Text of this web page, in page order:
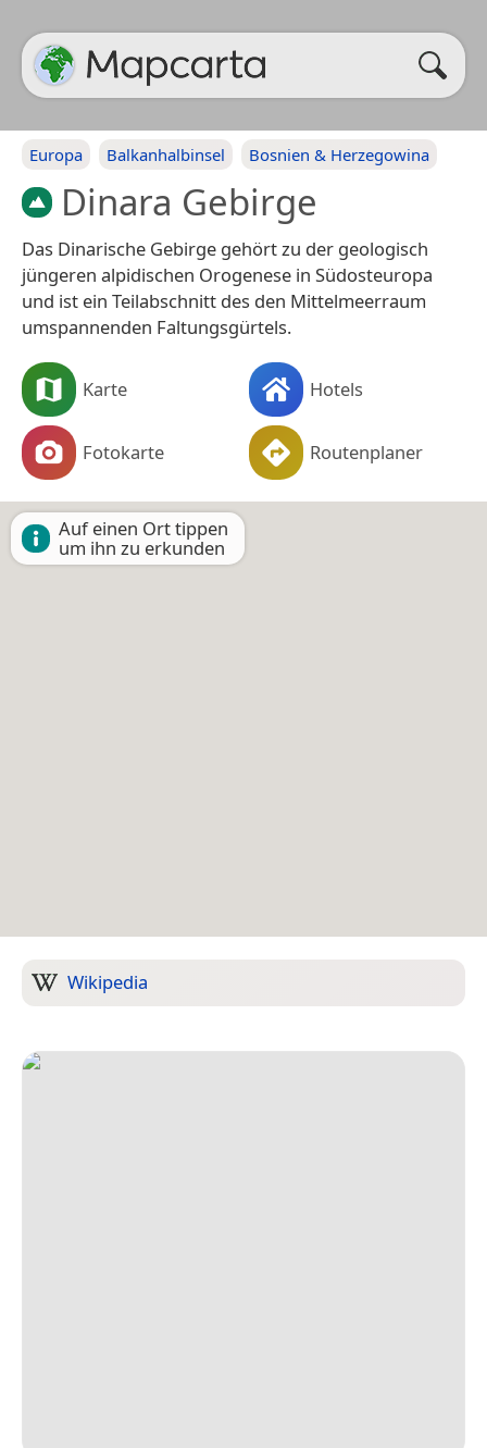
Europa Balkanhalbinsel Bosnien & Herzegowina
Dinara Gebirge
Das Dinarische Gebirge gehört zu der geologisch
jüngeren alpidischen Orogenese in Südosteuropa
und ist ein Teilabschnitt des den Mittelmeerraum
umspannenden Faltungsgürtels.
Karte Hotels
Fotokarte Routenplaner
Auf einen Ort tippen
um ihn zu erkunden
Wikipedia